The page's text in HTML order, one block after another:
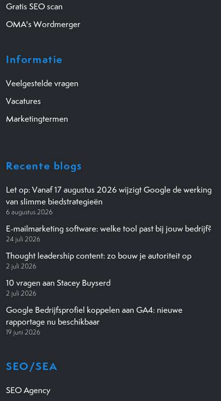
Gratis SEO scan
OMA's Wordmerger
Informatie
Veelgestelde vragen
Vacatures
Marketingtermen
Recente blogs
Let op: Vanaf 17 augustus 2026 wijzigt Google de werking
van slimme biedstrategieën
6 augustus 2026
E-mailmarketing software: welke tool past bij jouw bedrijf?
24 juli 2026
Thought leadership content: zo bouw je autoriteit op
2 juli 2026
10 vragen aan Stacey Buyserd
2 juli 2026
Google Bedrijfsprofiel koppelen aan GA4: nieuwe
rapportage nu beschikbaar
19 juni 2026
SEO/SEA
SEO Agency